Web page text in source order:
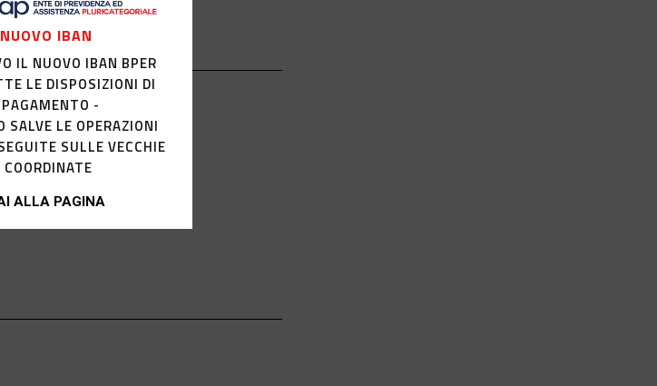
NUOVO IBAN
IL NUOVO IBAN BPER
LE DISPOSIZIONI DI
PAGAMENTO -
SALVE LE OPERAZIONI
SULLE VECCHIE
COORDINATE
ALLA PAGINA